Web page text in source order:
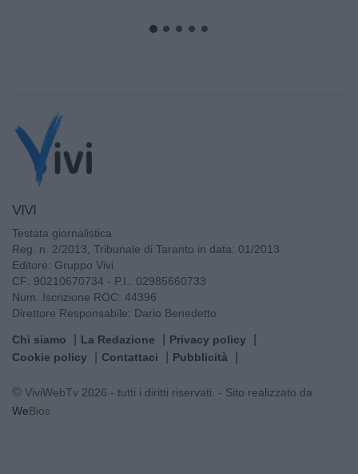
VIVI
Testata giornalistica
Reg. n. 2/2013, Tribunale di Taranto in data: 01/2013
Editore: Gruppo Vivi
CF: 90210670734 - P.I.: 02985660733
Num. Iscrizione ROC: 44396
Direttore Responsabile: Dario Benedetto
Chi siamo La Redazione
Privacy policy
Cookie policy
Contattaci Pubblicità
© ViviWebTv 2026 - tutti i diritti riservati. - Sito realizzato da
WeBios